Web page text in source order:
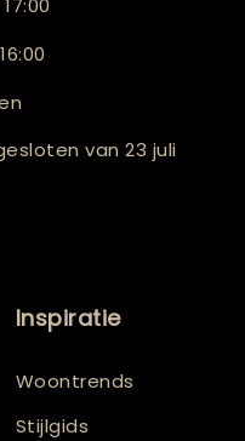
van 23 juli
Inspiratie
Woontrends
Stijlgids